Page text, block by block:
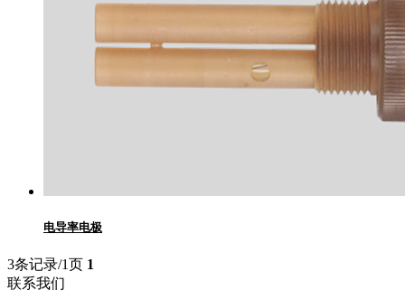
电导率电极
3条记录/1页 1
联系我们